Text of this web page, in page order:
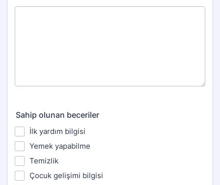
Sahip olunan beceriler
İlk yardım bilgisi
Yemek yapabilme
Temizlik
Çocuk gelişimi bilgisi